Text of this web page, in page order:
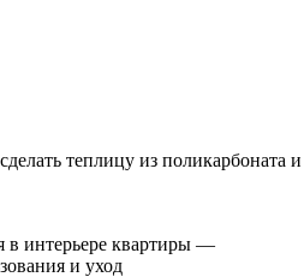
теплицу из поликарбоната и
в интерьере квартиры —
и уход